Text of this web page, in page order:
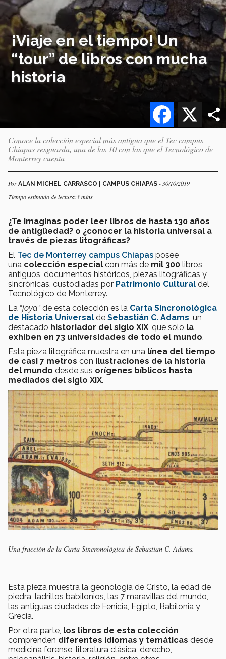
¡Viaje en el tiempo! Un
“tour” de libros con mucha
historia
X
Facebook
Conoce la colección especial más antigua que el Tec campus
Chiapas resguarda, una de las 10 con las que el Tecnológico de
Monterrey cuenta
Por ALAN MICHEL CARRASCO | CAMPUS CHIAPAS - 30/10/2019
Tiempo estimado de lectura:3 mins
¿Te imaginas poder leer libros de hasta 130 años
de antigüedad? o ¿conocer la historia universal a
través de piezas litográficas?
El Tec de Monterrey campus Chiapas posee
una colección especial con más de mil 300 libros
antiguos, documentos históricos, piezas litográficas y
sincrónicas, custodiadas por Patrimonio Cultural del
Tecnológico de Monterrey.
La “joya”de esta colección es la Carta Sincronológica
de Historia Universal de Sebastián C. Adams , un
destacado historiador del siglo XIX, que solo la
exhiben en 73 universidades de todo el mundo.
Esta pieza litográfica muestra en una línea del tiempo
de casi 7 metros con ilustraciones de la historia
del mundo desde sus orígenes bíblicos hasta
mediados del siglo XIX.
Una fracción de la Carta Sincronológica de Sebastian C. Adams.
Esta pieza muestra la geonología de Cristo, la edad de
piedra, ladrillos babilonios, las 7 maravillas del mundo,
las antiguas ciudades de Fenicia, Egipto, Babilonia y
Grecia.
Por otra parte, los libros de esta colección
comprenden diferentes idiomas y temáticas desde
medicina forense, literatura clásica, derecho,